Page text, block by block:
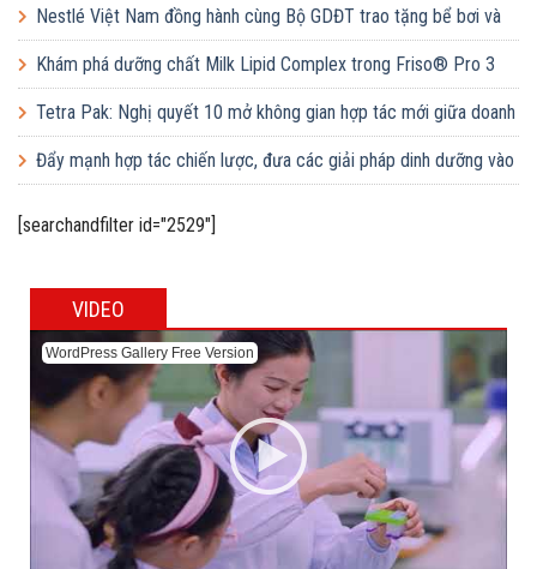
học đường
Nestlé Việt Nam đồng hành cùng Bộ GDĐT trao tặng bể bơi và
lớp dạy bơi mô hình điểm cho học sinh tại tỉnh Bắc Ninh
Khám phá dưỡng chất Milk Lipid Complex trong Friso® Pro 3
Tetra Pak: Nghị quyết 10 mở không gian hợp tác mới giữa doanh
nghiệp FDI và doanh nghiệp Việt
Đẩy mạnh hợp tác chiến lược, đưa các giải pháp dinh dưỡng vào
[searchandfilter id="2529"]
VIDEO
WordPress Gallery Free Version